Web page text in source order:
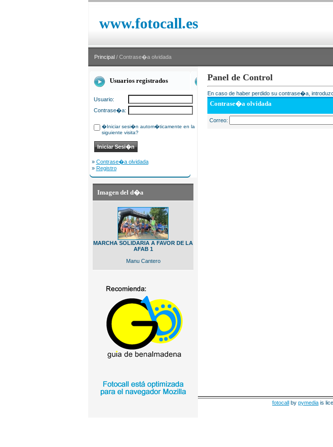
www.fotocall.es
Principal / Contrase�a olvidada
Usuarios registrados
Usuario:
Contrase�a:
�Iniciar sesi�n autom�ticamente en la
siguiente visita?
» Contrase�a olvidada
» Registro
Imagen del d�a
MARCHA SOLIDARIA A FAVOR DE LA
AFAB 1
Manu Cantero
Panel de Control
En caso de haber perdido su contrase�a,
Contrase�a olvidada
Correo:
fotocall by pymedia is